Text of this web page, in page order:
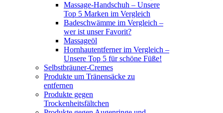
Massage-Handschuh – Unsere
Top 5 Marken im Vergleich
Badeschwämme im Vergleich –
wer ist unser Favorit?
Massageöl
Hornhautentferner im Vergleich –
Unsere Top 5 für schöne Füße!
Selbstbräuner-Cremes
Produkte um Tränensäcke zu
entfernen
Produkte gegen
Trockenheitsfältchen